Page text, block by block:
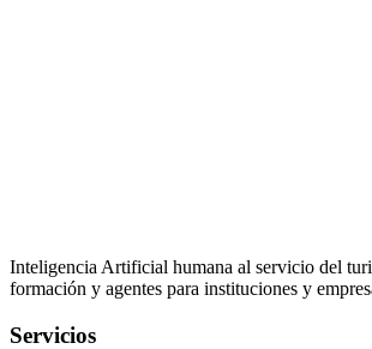
Inteligencia Artificial humana al servicio del
formación y agentes para instituciones y
Servicios